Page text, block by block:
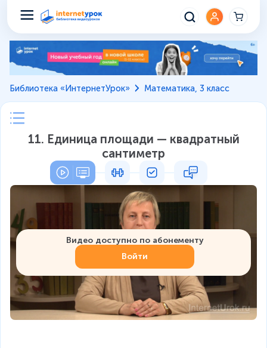
Библиотека «ИнтернетУрок» Математика, 3 класс
11. Единица площади — квадратный
сантиметр
Видео доступно по абонементу
Войти